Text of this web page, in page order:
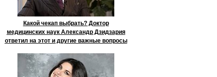
Какой чекап выбрать? Доктор
медицинских наук Александр Дзидзария
ответил на этот и другие важные вопросы